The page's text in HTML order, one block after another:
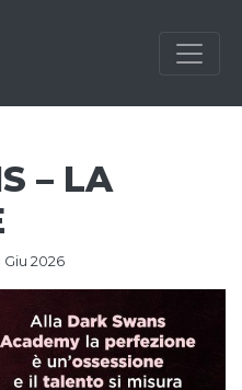
– LA
Giu 2026